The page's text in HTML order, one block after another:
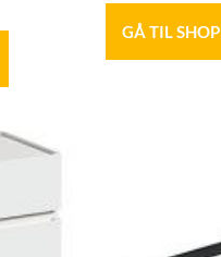
GÅ TIL SHOP